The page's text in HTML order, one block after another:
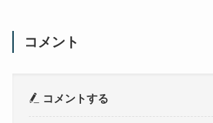
コメント
コメントする